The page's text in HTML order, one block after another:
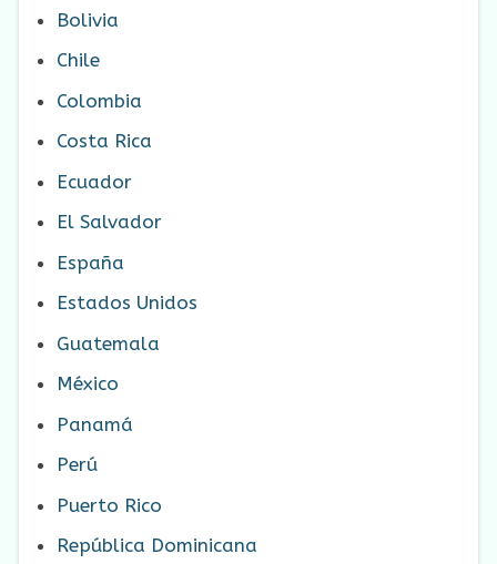
Bolivia
Chile
Colombia
Costa Rica
Ecuador
El Salvador
España
Estados Unidos
Guatemala
México
Panamá
Perú
Puerto Rico
República Dominicana